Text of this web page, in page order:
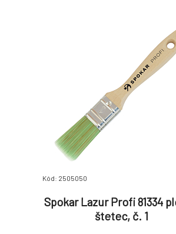
Kód: 2505050
Spokar Lazur Profi 81334
štetec, č. 1